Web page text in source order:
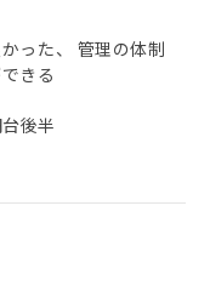
った、 管理の体制
きる
後半